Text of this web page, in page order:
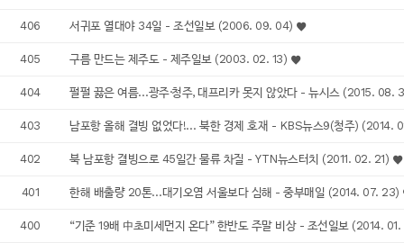
406 서귀포 열대야 34일 - 조선일보 (2006. 09. 04)
405 구름 만드는 제주도 - 제주일보 (2003. 02. 13)
404 펄펄 끓은 여름…광주·청주, 대프리카 못지 않았다 - 뉴시스 (2015. 08.
403 남포항 올해 결빙 없었다!… 북한 경제 호재 - KBS뉴스9(청주) (2014.
402 북 남포항 결빙으로 45일간 물류 차질 - YTN뉴스터치 (2011. 02. 21)
401 한해 배출량 20톤…대기오염 서울보다 심해 - 중부매일 (2014. 07. 23)
400 “기준 19배 中초미세먼지 온다” 한반도 주말 비상 - 조선일보 (2014.